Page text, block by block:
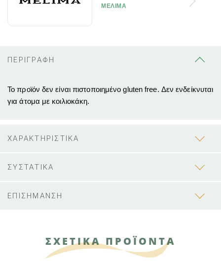
ΜΕΛΙΜΑ
ΠΕΡΙΓΡΑΦΗ
Το προϊόν δεν είναι πιστοποιημένο gluten free. Δεν ενδείκνυται
για άτομα με κοιλιοκάκη.
ΧΑΡΑΚΤΗΡΙΣΤΙΚΑ
ΣΥΣΤΑΤΙΚΑ
ΕΠΙΣΗΜΑΝΣΗ
ΣΧΕΤΙΚΑ ΠΡΟΪΟΝΤΑ